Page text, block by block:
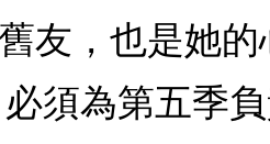
友，也是她
必須為第五季